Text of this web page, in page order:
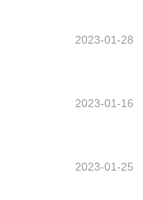
2023-01-28
2023-01-16
2023-01-25